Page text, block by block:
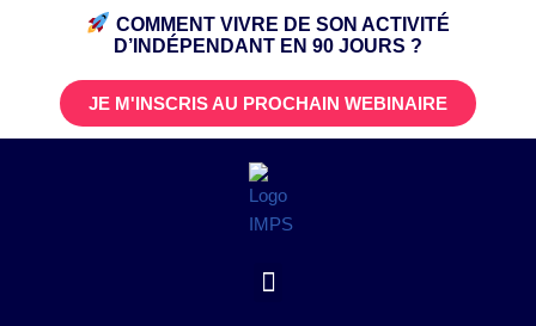
COMMENT VIVRE DE SON ACTIVITÉ
D’INDÉPENDANT EN 90 JOURS ?
JE M'INSCRIS AU PROCHAIN WEBINAIRE